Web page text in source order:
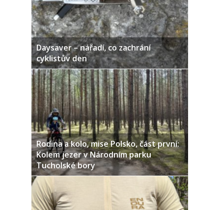
Daysaver – nářadí, co zachrání
cyklistův den
Rodina a kolo, mise Polsko, část první:
Kolem jezer v Národním parku
Tucholské bory